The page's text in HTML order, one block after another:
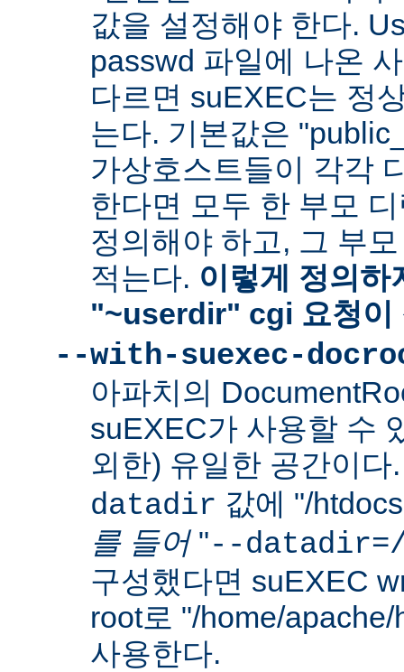
값을 설정해야 한다.
passwd 파일에 나온
다르면 suEXEC는 정
는다. 기본값은
가상호스트들이 각각
한다면 모두 한 부모
정의해야 하고, 그 부
적는다. 이렇게 정의하
"~userdir" cgi 요청이
--with-suexec-
아파치의
suEXEC가 사용할 수
외한) 유일한 공간이
datadir 값에 "/
를 들어"--datadir=/
구성했다면 suEXEC
root로 "/home/
사용한다.